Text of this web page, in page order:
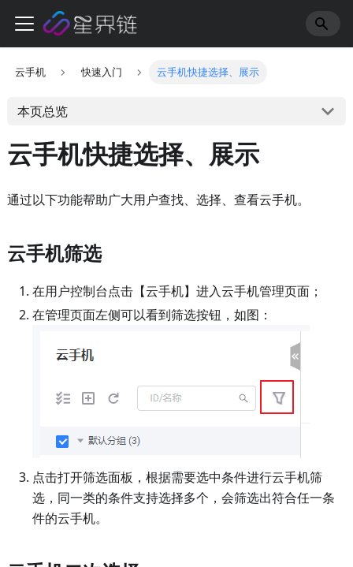
云手机 快速入门 云手机快捷选择、展示
本页总览
云手机快捷选择、展示
通过以下功能帮助广大用户查找、选择、查看云手机。
云手机筛选
在用户控制台点击【云手机】进入云手机管理页面；
在管理页面左侧可以看到筛选按钮，如图：
点击打开筛选面板，根据需要选中条件进行云手机筛
选，同一类的条件支持选择多个，会筛选出符合任一条
件的云手机。